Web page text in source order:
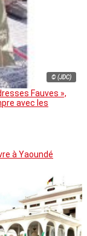
© (JDC)
Fauves »,
avec les
à Yaoundé